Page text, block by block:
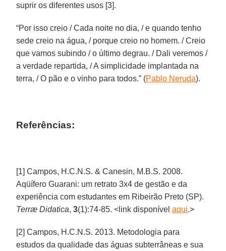
suprir os diferentes usos [3].
“Por isso creio / Cada noite no dia, / e quando tenho
sede creio na água, / porque creio no homem. / Creio
que vamos subindo / o último degrau. / Dali veremos /
a verdade repartida, / A simplicidade implantada na
terra, / O pão e o vinho para todos.” (Pablo Neruda).
Referências:
[1] Campos, H.C.N.S. & Canesin, M.B.S. 2008.
Aqüífero Guarani: um retrato 3x4 de gestão e da
experiência com estudantes em Ribeirão Preto (SP).
Terræ Didatica,3(1):74-85. <link disponívelaqui.>
[2] Campos, H.C.N.S. 2013. Metodologia para
estudos da qualidade das águas subterrâneas e sua